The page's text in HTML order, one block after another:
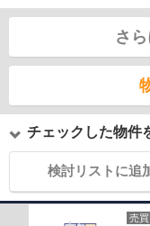
さ
チェックした物件
検討リストに追
売